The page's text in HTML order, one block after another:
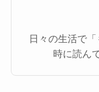
日々の生活で
時に読ん